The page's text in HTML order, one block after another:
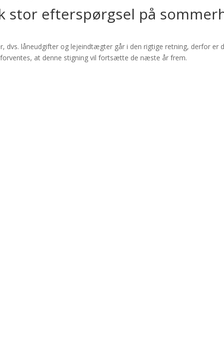
stor efterspørgsel på
dvs. låneudgifter og lejeindtægter går i den rigtige retning, derfor
at denne stigning vil fortsætte de næste år frem.